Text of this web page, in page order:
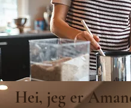
Hei, jeg er